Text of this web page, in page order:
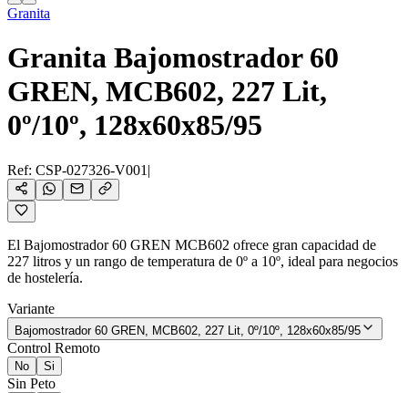
Granita
Granita Bajomostrador 60
GREN, MCB602, 227 Lit,
0º/10º, 128x60x85/95
Ref: CSP-027326-V001 |
El Bajomostrador 60 GREN MCB602 ofrece gran capacidad de
227 litros y un rango de temperatura de 0º a 10º, ideal para negocios
de hostelería.
Variante
Bajomostrador 60 GREN, MCB602, 227 Lit, 0º/10º, 128x60x85/95
Control Remoto
No Si
Sin Peto